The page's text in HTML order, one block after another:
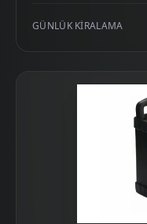
GÜNLÜK KIRALAMA